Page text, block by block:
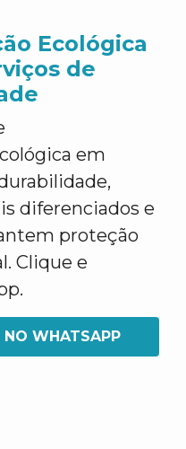
Ecológica
de
em
diferenciados e
proteção
Clique e
NO WHATSAPP